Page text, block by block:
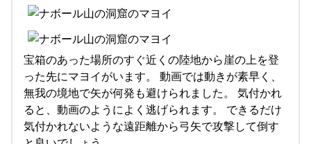
宝箱のあった場所のすぐ近くの陸地から崖の上を登
った先にマヨイがいます。 動画では動きが素早く、
無我の境地で矢が何発も避けられました。 気付かれ
ると、動画のようによく逃げられます。 できるだけ
気付かれないような遠距離から弓矢で攻撃して倒す